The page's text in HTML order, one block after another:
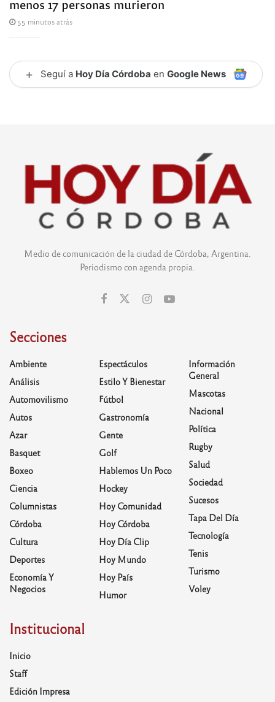
menos 17 personas murieron
55 minutos atrás
+ Seguí a Hoy Día Córdoba en Google News
Medio de comunicación de la ciudad de Córdoba, Argentina.
Periodismo con agenda propia.
Secciones
Ambiente
Análisis
Automovilismo
Autos
Azar
Basquet
Boxeo
Ciencia
Columnistas
Córdoba
Cultura
Deportes
Economía Y
Negocios
Espectáculos
Estilo Y Bienestar
Fútbol
Gastronomía
Gente
Golf
Hablemos Un Poco
Hockey
Hoy Comunidad
Hoy Córdoba
Hoy Día Clip
Hoy Mundo
Hoy País
Humor
Información
General
Mascotas
Nacional
Política
Rugby
Salud
Sociedad
Sucesos
Tapa Del Día
Tecnología
Tenis
Turismo
Voley
Institucional
Inicio
Staff
Edición Impresa